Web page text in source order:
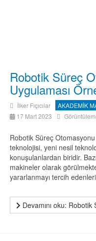
Robotik Süreç
Uygulaması
İlker Fıçıcılar
AKADEMİK
17 Mart 2023
Robotik Süreç
teknolojisi, yeni nesil
konuşulanlardan biridir.
makineler olarak
yararlanmayı tercih
Devamını oku: Robotik